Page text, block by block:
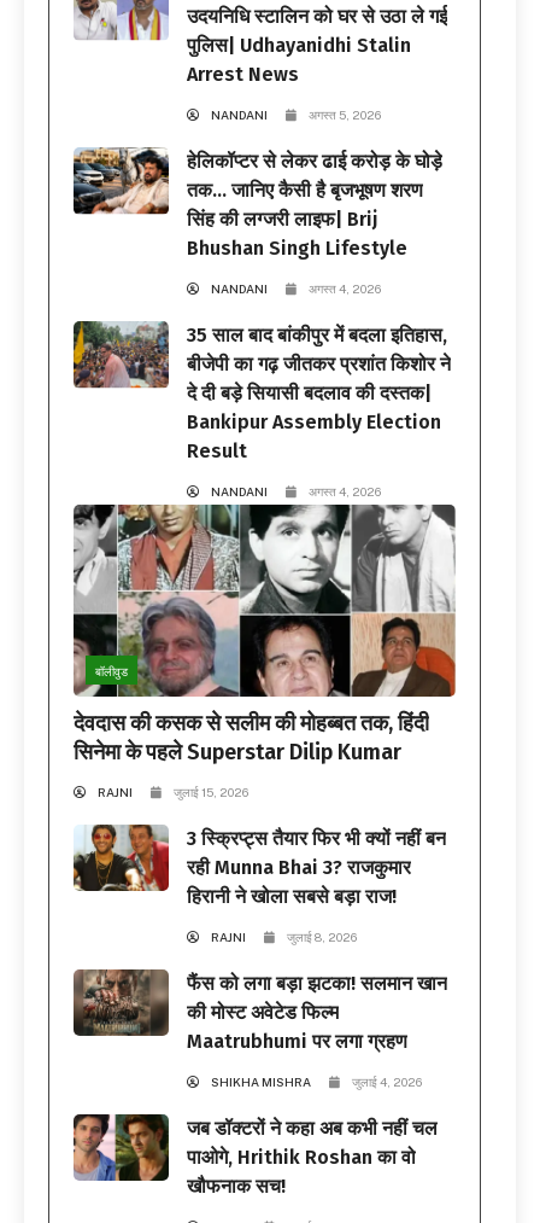
उदयनिधि स्टालिन को घर से उठा ले गई
पुलिस| Udhayanidhi Stalin
Arrest News
NANDANI अगस्त 5, 2026
हेलिकॉप्टर से लेकर ढाई करोड़ के घोड़े
तक… जानिए कैसी है बृजभूषण शरण
सिंह की लग्जरी लाइफ| Brij
Bhushan Singh Lifestyle
NANDANI अगस्त 4, 2026
35 साल बाद बांकीपुर में बदला इतिहास,
बीजेपी का गढ़ जीतकर प्रशांत किशोर ने
दे दी बड़े सियासी बदलाव की दस्तक|
Bankipur Assembly Election
Result
NANDANI अगस्त 4, 2026
बॉलीवुड
देवदास की कसक से सलीम की मोहब्बत तक, हिंदी
सिनेमा के पहले Superstar Dilip Kumar
RAJNI जुलाई 15, 2026
3 स्क्रिप्ट्स तैयार फिर भी क्यों नहीं बन
रही Munna Bhai 3? राजकुमार
हिरानी ने खोला सबसे बड़ा राज!
RAJNI जुलाई 8, 2026
फैंस को लगा बड़ा झटका! सलमान खान
की मोस्ट अवेटेड फिल्म
Maatrubhumi पर लगा ग्रहण
SHIKHA MISHRA जुलाई 4, 2026
जब डॉक्टरों ने कहा अब कभी नहीं चल
पाओगे, Hrithik Roshan का वो
खौफनाक सच!